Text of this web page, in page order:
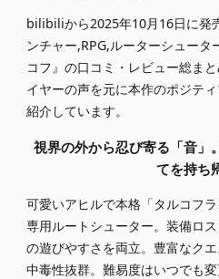
bilibiliから2025年10月16日に発
ンチャー,RPG,ルーターシュー
コフ』の口コミ・レビュー総ま
イヤーの声を元に本作のポジテ
紹介しています。
視界の外から忍び寄る「音」
てを持ち
可愛いアヒルで本格「タルコフ
専用ルートシューター。装備ロ
の遊びやすさを両立。豊富なク
中毒性抜群。難易度はいつでも